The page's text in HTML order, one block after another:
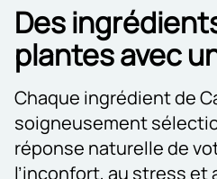
Des
plantes avec
Chaque ingrédient de
soigneusement
réponse naturelle de
l’inconfort, au stress et